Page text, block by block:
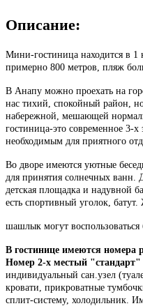
Описание:
Мини-гостиница находится в 1
примерно 800 метров, пляж
В Анапу можно проехать на
нас тихий, спокойный район,
набережной, мешающей
гостиница-это современное 3-
необходимым для приятного
Во дворе имеются уютные
для принятия солнечных ванн.
детская площадка и надувной
есть спортивный уголок,
шашлык могут воспользоваться
В гостинице имеются номера
Номер 2-х местый
индивидуальный сан.узел
кровати, прикроватные
сплит-систему, холодильник.